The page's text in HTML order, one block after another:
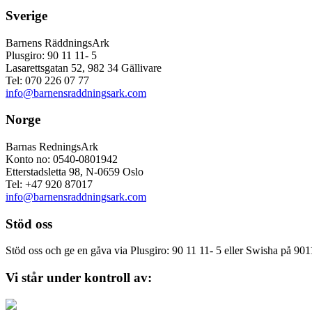
Sverige
Barnens RäddningsArk
Plusgiro: 90 11 11- 5
Lasarettsgatan 52, 982 34 Gällivare
Tel: 070 226 07 77
info@barnensraddningsark.com
Norge
Barnas RedningsArk
Konto no: 0540-0801942
Etterstadsletta 98, N-0659 Oslo
Tel: +47 920 87017
info@barnensraddningsark.com
Stöd oss
Stöd oss och ge en gåva via Plusgiro: 90 11 11- 5 eller Swisha på
Vi står under kontroll av: